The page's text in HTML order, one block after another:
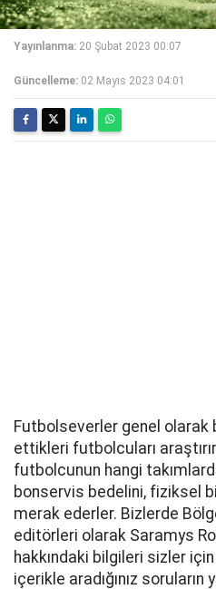
Yayınlanma: 20 Şubat 2023 00:07
Güncelleme: 02 Mayıs 2023 04:01
Futbolseverler genel olarak
ettikleri futbolcuları
futbolcunun hangi takımlarda
bonservis bedelini, fiziksel
merak ederler. Bizlerde
editörleri olarak Saramys
hakkındaki bilgileri sizler
içerikle aradığınız soruların